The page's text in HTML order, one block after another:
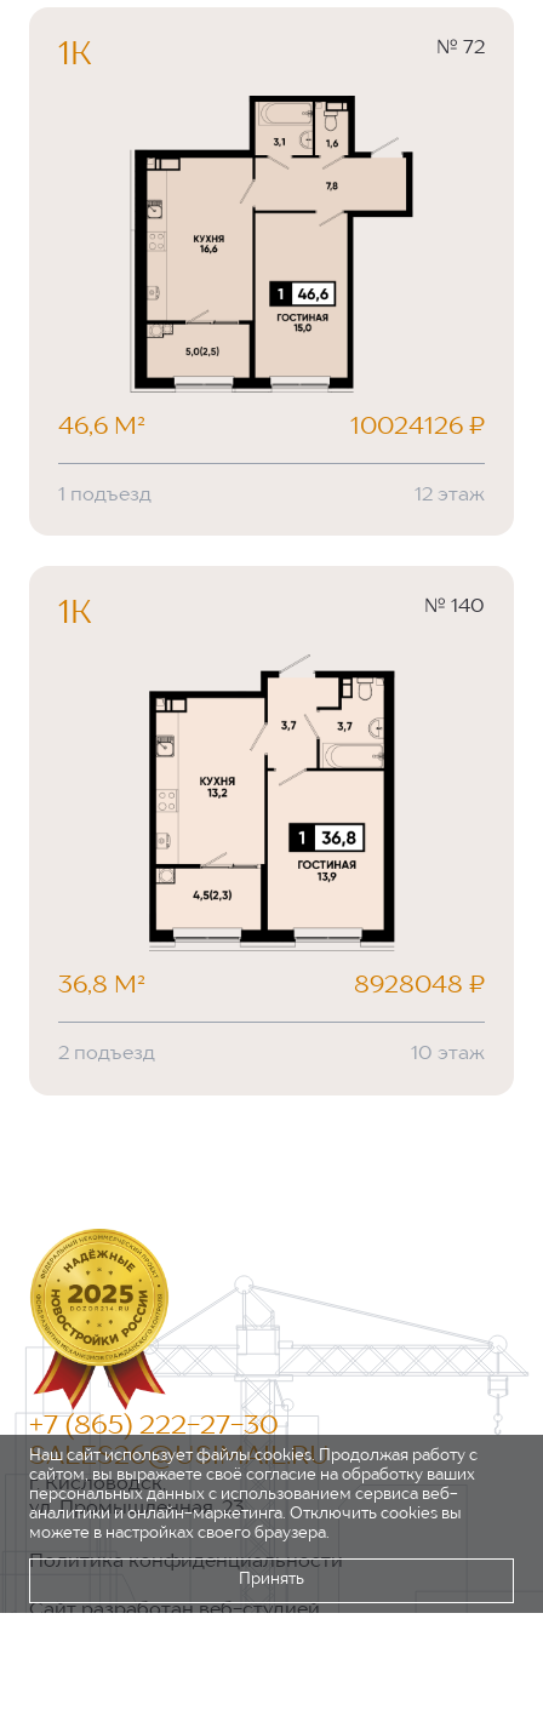
1К № 72
46,6 М² 10024126 ₽
1 подъезд 12 этаж
1К № 140
36,8 М² 8928048 ₽
2 подъезд 10 этаж
+7 (865) 222-27-30
SALES26@USIMAIL.RU
г. Кисловодск,
ул. Промышленная, 23
Политика конфиденциальности
Сайт разработан веб-студией
Наш сайт использует файлы cookies. Продолжая работу с
сайтом, вы выражаете своё согласие на обработку ваших
персональных данных с использованием сервиса веб-
аналитики и онлайн-маркетинга. Отключить cookies вы
можете в настройках своего браузера.
Принять